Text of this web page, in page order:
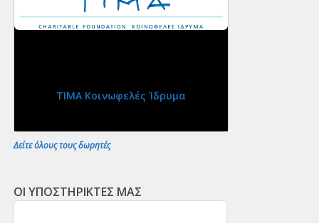
ΤΙΜΑ Κοινωφελές Ίδρυμα
Δείτε όλους τους δωρητές
ΟΙ ΥΠΟΣΤΗΡΙΚΤΕΣ ΜΑΣ